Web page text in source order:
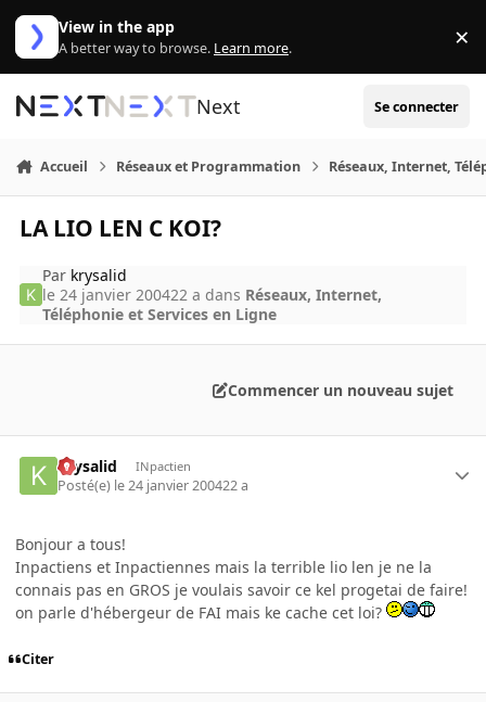
Aller au contenu
View in the app
A better way to browse. Learn more. ×
Next Se connecter
Accueil Réseaux et Programmation Réseaux, Internet,
LA LIO LEN C KOI?
Par krysalid
le 24 janvier 200422 a dans Réseaux, Internet,
Téléphonie et Services en Ligne
Commencer un nouveau sujet
krysalid INpactien
Posté(e) le 24 janvier 200422 a
Bonjour a tous!
Inpactiens et Inpactiennes mais la terrible lio len je ne la
connais pas en GROS je voulais savoir ce kel progetai de faire!
on parle d'hébergeur de FAI mais ke cache cet loi?
Citer